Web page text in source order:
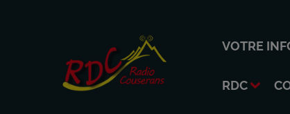
VOTRE
RDC